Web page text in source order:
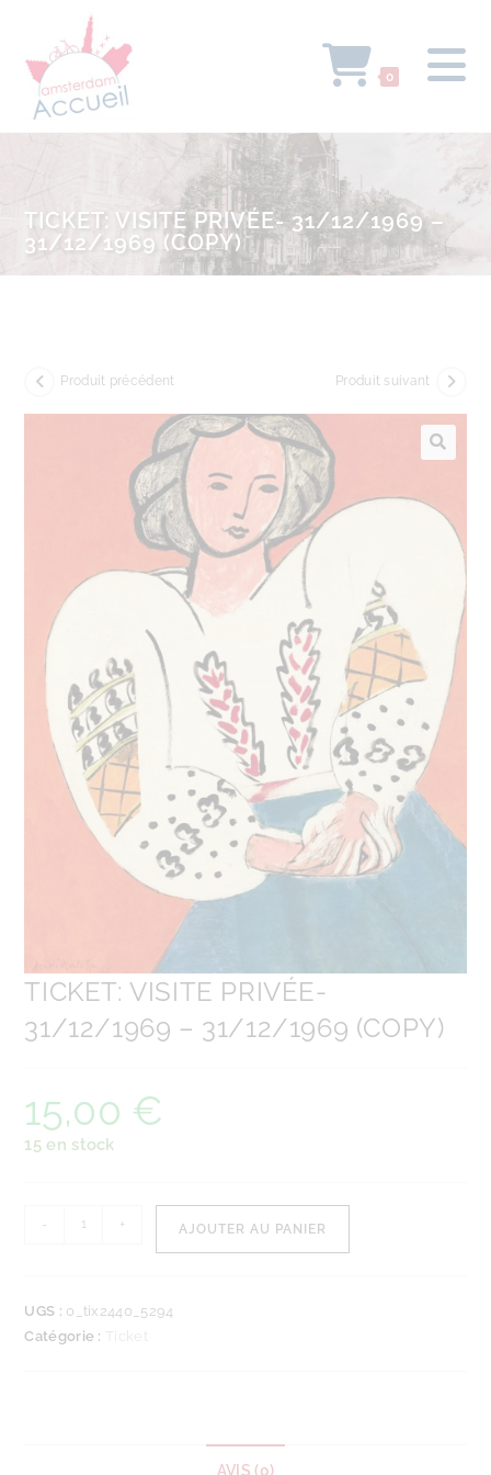
0
TICKET: VISITE PRIVÉE- 31/12/1969 –
31/12/1969 (COPY)
Produit précédent Produit suivant
TICKET: VISITE PRIVÉE-
31/12/1969 – 31/12/1969 (COPY)
15,00 €
15 en stock
- + AJOUTER AU PANIER
UGS : 0_tix2440_5294
Catégorie :
AVIS (0)